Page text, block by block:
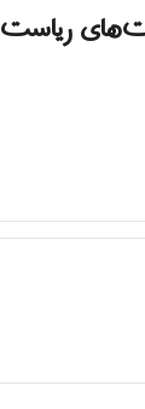
ریاست